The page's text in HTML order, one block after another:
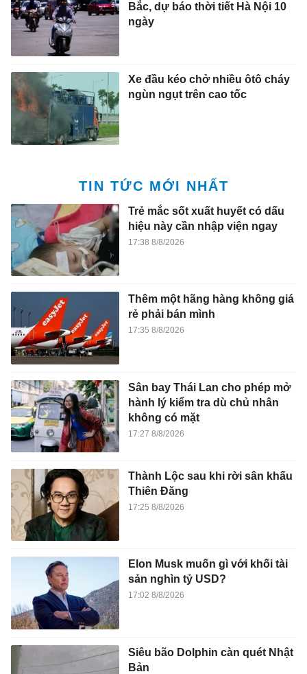
Bắc, dự báo thời tiết Hà Nội 10
ngày
Xe đầu kéo chở nhiều ôtô cháy
ngùn ngụt trên cao tốc
TIN TỨC MỚI NHẤT
Trẻ mắc sốt xuất huyết có dấu
hiệu này cần nhập viện ngay
17:38 8/8/2026
Thêm một hãng hàng không giá
rẻ phải bán mình
17:35 8/8/2026
Sân bay Thái Lan cho phép mở
hành lý kiểm tra dù chủ nhân
không có mặt
17:27 8/8/2026
Thành Lộc sau khi rời sân khấu
Thiên Đăng
17:25 8/8/2026
Elon Musk muốn gì với khối tài
sản nghìn tỷ USD?
17:02 8/8/2026
Siêu bão Dolphin càn quét Nhật
Bản